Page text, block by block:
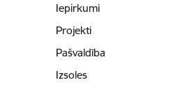
Iepirkumi
Projekti
Pašvaldība
Izsoles